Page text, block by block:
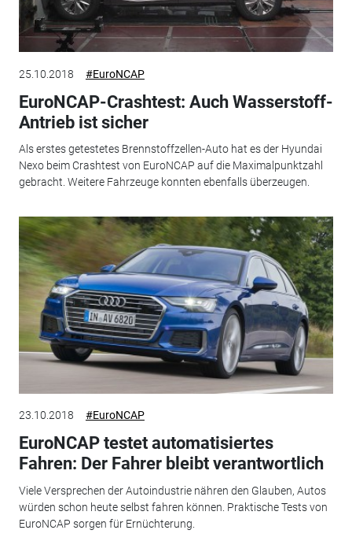
25.10.2018 #EuroNCAP
EuroNCAP-Crashtest: Auch Wasserstoff-
Antrieb ist sicher
Als erstes getestetes Brennstoffzellen-Auto hat es der Hyundai
Nexo beim Crashtest von EuroNCAP auf die Maximalpunktzahl
gebracht. Weitere Fahrzeuge konnten ebenfalls überzeugen.
23.10.2018 #EuroNCAP
EuroNCAP testet automatisiertes
Fahren: Der Fahrer bleibt verantwortlich
Viele Versprechen der Autoindustrie nähren den Glauben, Autos
würden schon heute selbst fahren können. Praktische Tests von
EuroNCAP sorgen für Ernüchterung.